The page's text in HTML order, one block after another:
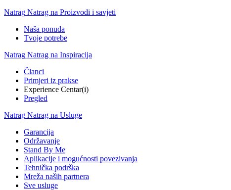
Natrag Natrag na Proizvodi i savjeti
Naša ponuda
Tvoje potrebe
Natrag Natrag na Inspiracija
Članci
Primjeri iz prakse
Experience Centar(i)
Pregled
Natrag Natrag na Usluge
Garancija
Održavanje
Stand By Me
Aplikacije i mogućnosti povezivanja
Tehnička podrška
Mreža naših partnera
Sve usluge